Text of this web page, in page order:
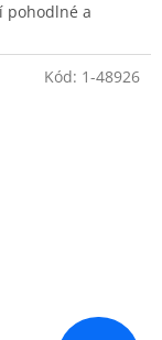
pohodlné a
Kód: 1-48926